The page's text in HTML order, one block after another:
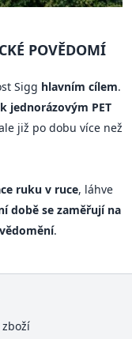
POVĚDOMÍ
Sigg hlavním cílem.
jednorázovým PET
již po dobu více než
ruku v ruce, láhve
době se zaměřují na
.